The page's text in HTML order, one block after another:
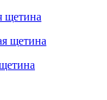
щетина